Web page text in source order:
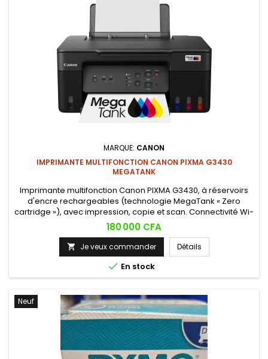
MARQUE: CANON
IMPRIMANTE MULTIFONCTION CANON PIXMA G3430
MEGATANK
Imprimante multifonction Canon PIXMA G3430, à réservoirs
d'encre rechargeables (technologie MegaTank « Zero
cartridge »), avec impression, copie et scan. Connectivité Wi-
Fi pour impression sans fil depuis smartphone, tablette ou
ordinateur. Livrée avec 4 flacons d'encre standard offrant
jusqu'à 3100 pages en noir et 4400 pages en couleur.
Prix
180 000 CFA
 Je veux commander Détails
 En stock
Neuf